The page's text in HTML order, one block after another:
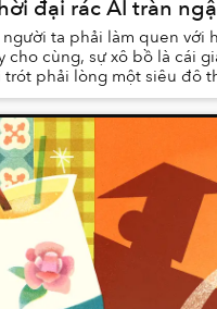
đại rác AI tràn
người ta phải làm quen với
cho cùng, sự xô bồ là cái
phải lòng một siêu đô
vừa rộng lại v...